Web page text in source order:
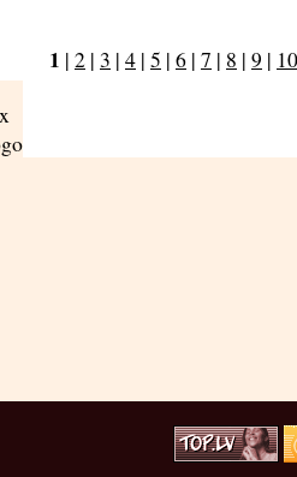
1 | 2 | 3 | 4 | 5 | 6 | 7 | 8 | 9 | 10